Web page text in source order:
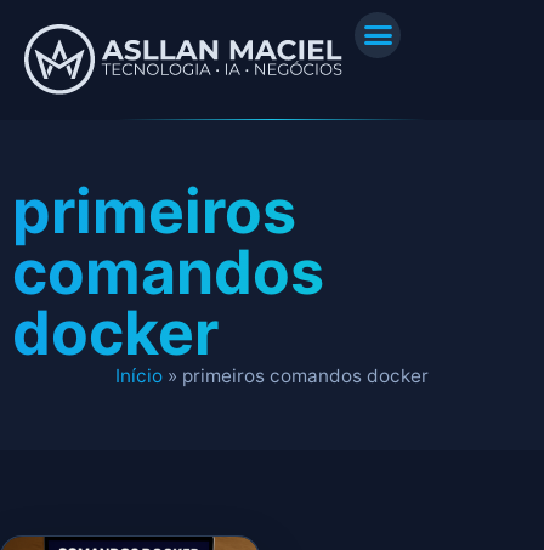
primeiros
comandos
docker
Início » primeiros comandos docker